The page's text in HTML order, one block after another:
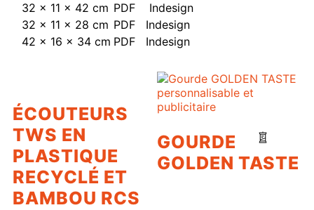
32 x 11 x 42 cm PDF Indesign
32 x 11 x 28 cm PDF Indesign
42 x 16 x 34 cm PDF Indesign
ÉCOUTEURS
TWS EN
PLASTIQUE
RECYCLÉ ET
BAMBOU RCS
GOURDE
GOLDEN TASTE